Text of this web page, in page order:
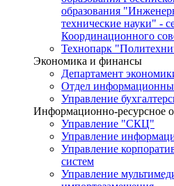
образования
технические науки" -
Координационного
Технопарк
Экономика и финансы
Департамент
Отдел
Управление
Информационно-ресурсное
Управление "СКЦ"
Управление
Управление
систем
Управление